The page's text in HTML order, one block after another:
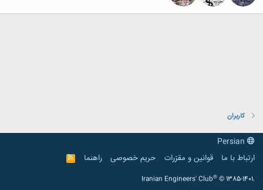
کاربران
ارتباط با ما
قوانین و مقرّرات حریم خصوصی راهنما
R
S
Iranian Engineers' Club® © 1385-1401.